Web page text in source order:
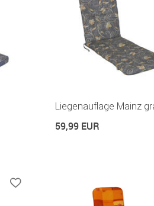
Liegenauflage Mainz
59,99 EUR